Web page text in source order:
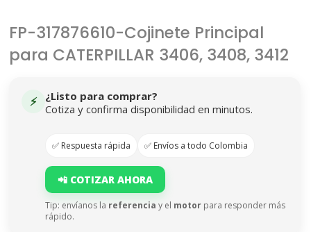
FP-317876610-Cojinete Principal
para CATERPILLAR 3406, 3408, 3412
⚡
¿Listo para comprar?
Cotiza y confirma disponibilidad en minutos.
✅ Respuesta rápida ✅ Envíos a todo Colombia
📲 COTIZAR AHORA
Tip: envíanos la referencia y el motor para responder más
rápido.